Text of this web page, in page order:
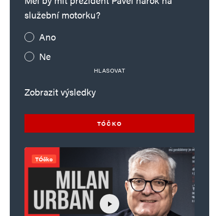
služební motorku?
Ano
Ne
HLASOVAT
Zobrazit výsledky
TÓČKO
TÓčko